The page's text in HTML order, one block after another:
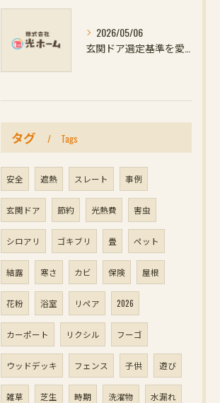
2026/05/06
タグ Tags
安全 遮熱 スレート 事例
玄関ドア 節約 光熱費 害虫
シロアリ ゴキブリ 畳 ペット
結露 寒さ カビ 保険 屋根
花粉 浴室 リペア 2026
カーポート リクシル フーゴ
ウッドデッキ フェンス 子供 遊び
雑草 芝生 時期 洗濯物 水漏れ